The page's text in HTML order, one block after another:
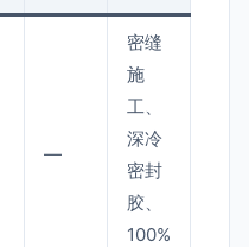
—
密缝
施
工、
深冷
密封
胶、
100%